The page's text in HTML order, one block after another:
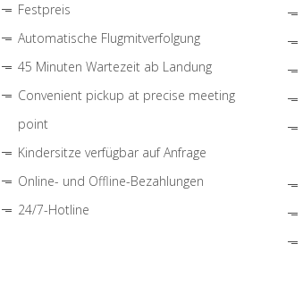
Festpreis
Automatische Flugmitverfolgung
45 Minuten Wartezeit ab Landung
Convenient pickup at precise meeting
point
Kindersitze verfügbar auf Anfrage
Online- und Offline-Bezahlungen
24/7-Hotline